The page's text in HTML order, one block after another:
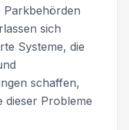
Parkbehörden
sich
Systeme, die
schaffen,
dieser Probleme